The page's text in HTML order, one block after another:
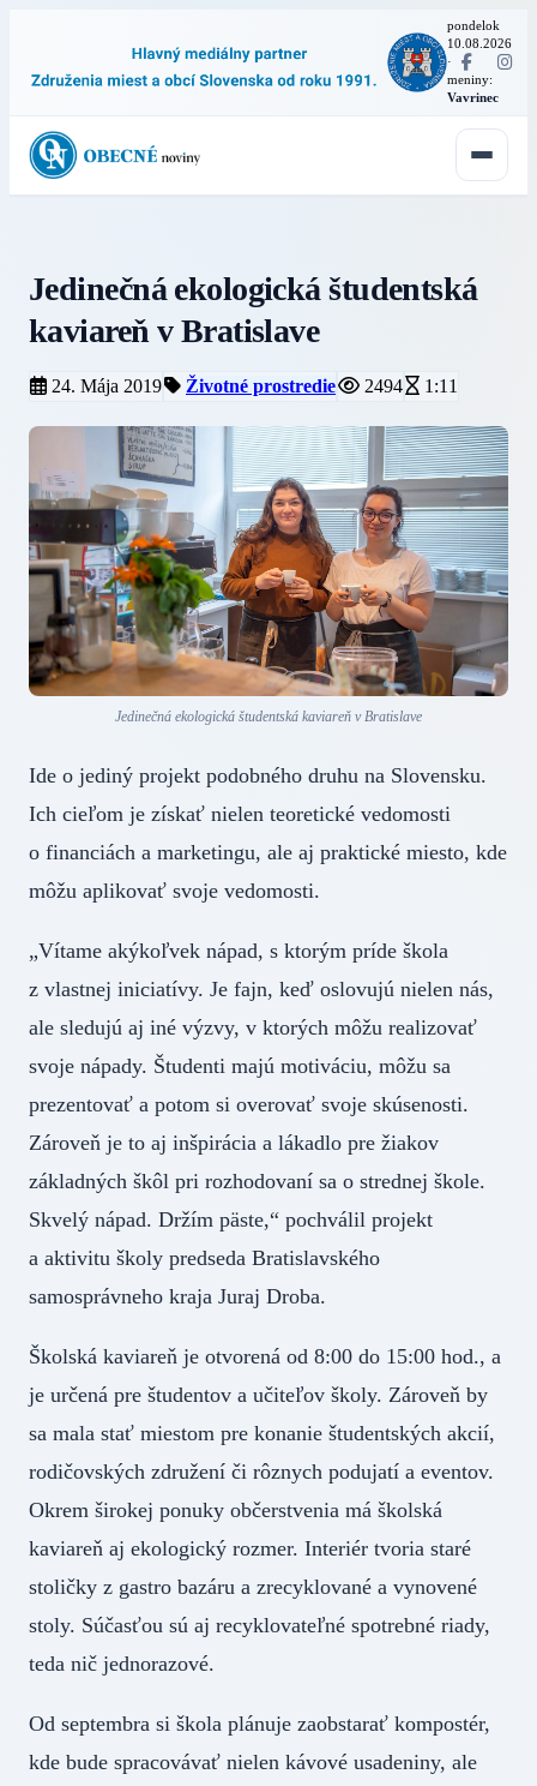
pondelok
10.08.2026
·
meniny:
Vavrinec
Jedinečná ekologická študentská
kaviareň v Bratislave
24. Mája 2019 Životné prostredie 2494 1:11
Jedinečná ekologická študentská kaviareň v Bratislave
Ide o jediný projekt podobného druhu na Slovensku.
Ich cieľom je získať nielen teoretické vedomosti
o financiách a marketingu, ale aj praktické miesto, kde
môžu aplikovať svoje vedomosti.
„Vítame akýkoľvek nápad, s ktorým príde škola
z vlastnej iniciatívy. Je fajn, keď oslovujú nielen nás,
ale sledujú aj iné výzvy, v ktorých môžu realizovať
svoje nápady. Študenti majú motiváciu, môžu sa
prezentovať a potom si overovať svoje skúsenosti.
Zároveň je to aj inšpirácia a lákadlo pre žiakov
základných škôl pri rozhodovaní sa o strednej škole.
Skvelý nápad. Držím päste,“ pochválil projekt
a aktivitu školy predseda Bratislavského
samosprávneho kraja Juraj Droba.
Školská kaviareň je otvorená od 8:00 do 15:00 hod., a
je určená pre študentov a učiteľov školy. Zároveň by
sa mala stať miestom pre konanie študentských akcií,
rodičovských združení či rôznych podujatí a eventov.
Okrem širokej ponuky občerstvenia má školská
kaviareň aj ekologický rozmer. Interiér tvoria staré
stoličky z gastro bazáru a zrecyklované a vynovené
stoly. Súčasťou sú aj recyklovateľné spotrebné riady,
teda nič jednorazové.
Od septembra si škola plánuje zaobstarať kompostér,
kde bude spracovávať nielen kávové usadeniny, ale